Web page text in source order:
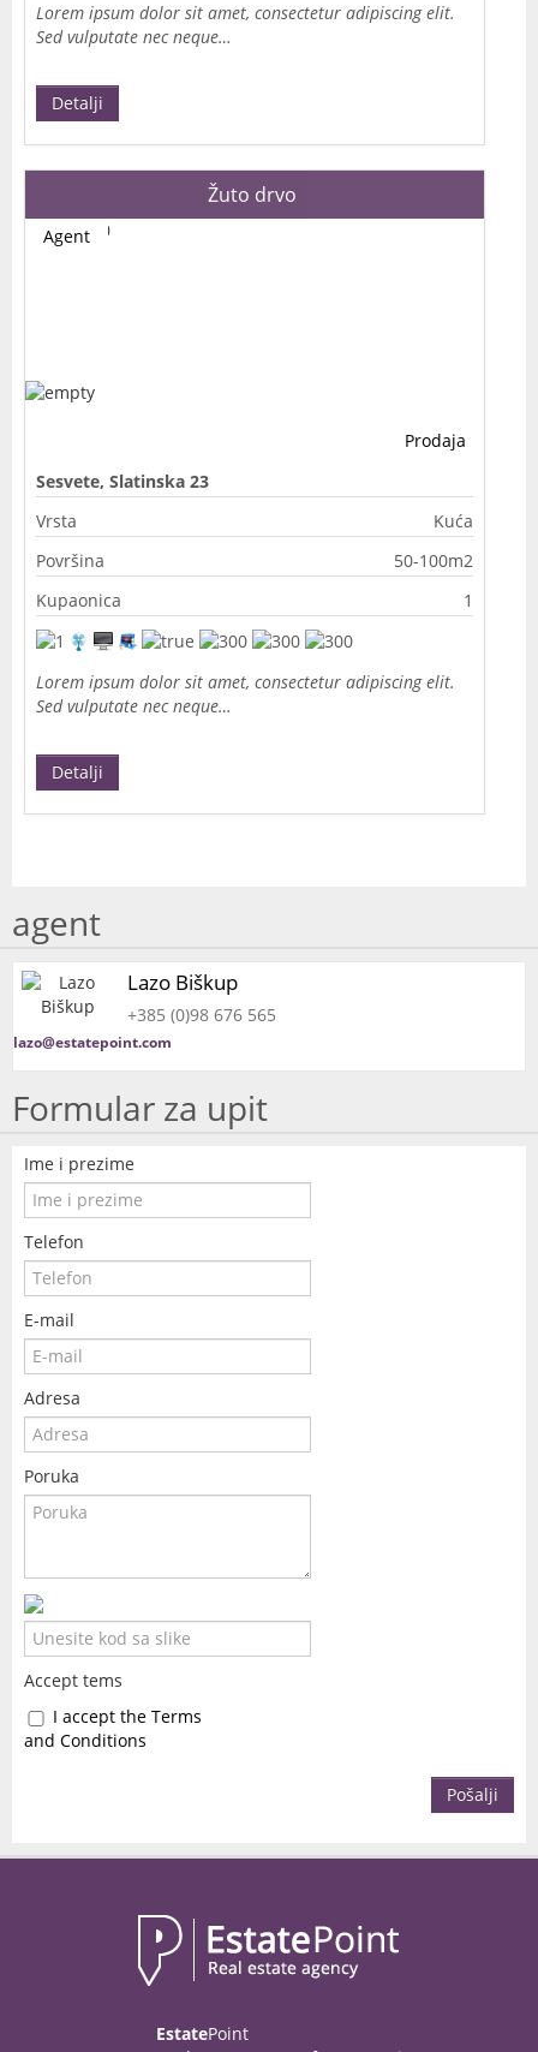
Lorem ipsum dolor sit amet, consectetur adipiscing elit.
Sed vulputate nec neque…
Detalji
Žuto drvo
Prodaja
Agent
Sesvete, Slatinska 23
Vrsta
Kuća
Površina
50-100m2
Kupaonica
1
Lorem ipsum dolor sit amet, consectetur adipiscing elit.
Sed vulputate nec neque…
Detalji
agent
Lazo Biškup
+385 (0)98 676 565
lazo@estatepoint.com
Formular za upit
Ime i prezime
Telefon
E-mail
Adresa
Poruka
Accept tems
I accept the Terms
and Conditions
Pošalji
EstatePoint